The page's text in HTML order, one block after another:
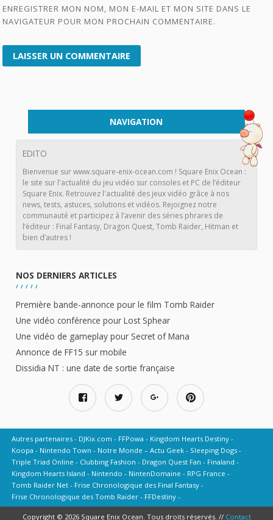
ENREGISTRER MON NOM, MON E-MAIL ET MON SITE DANS LE
NAVIGATEUR POUR MON PROCHAIN COMMENTAIRE.
NAVIGATION
EDITO
Bienvenue sur www.square-enix-ocean.com ! Square Enix Ocean :
le site sur l'actualité du jeu vidéo sur consoles et PC de l’éditeur
Square Enix. Retrouvez l'actualité des jeux vidéo grâce à nos
news, tests, astuces, solutions et vidéos. Rejoignez notre
communauté et participez à l’avenir des séries phrares de
l’éditeur : Final Fantasy, Dragon Quest, Tomb Raider, Hitman et
bien d’autres !
NOS DERNIERS ARTICLES
Première bande-annonce pour le film Tomb Raider
Une vidéo conférence pour Lost Sphear
Une vidéo de gameplay pour Secret of Mana
Annonce de FF15 sur mobile
Dissidia NT : une date de sortie française
Autres partenaires DJKix.com FFPowa
Kingdom Hearts Destiny
Koopa
Nintendo Town Notre Monde – Actu Geek
Sleeping Dogs
Triple Triad Online
Clubbing Fashion Dragon Quest Fan
Finaland
Kingdom Hearts Island
Nintendo NintenDomaine
RPG France
Tomb Raider Net
Frise Chronologique des Final Fantasy
Frise Chronologique des Tomb Raider
FFDestiny
Copyright © 2026 Square Enix Ocean. Tous droits réservés. // Contact